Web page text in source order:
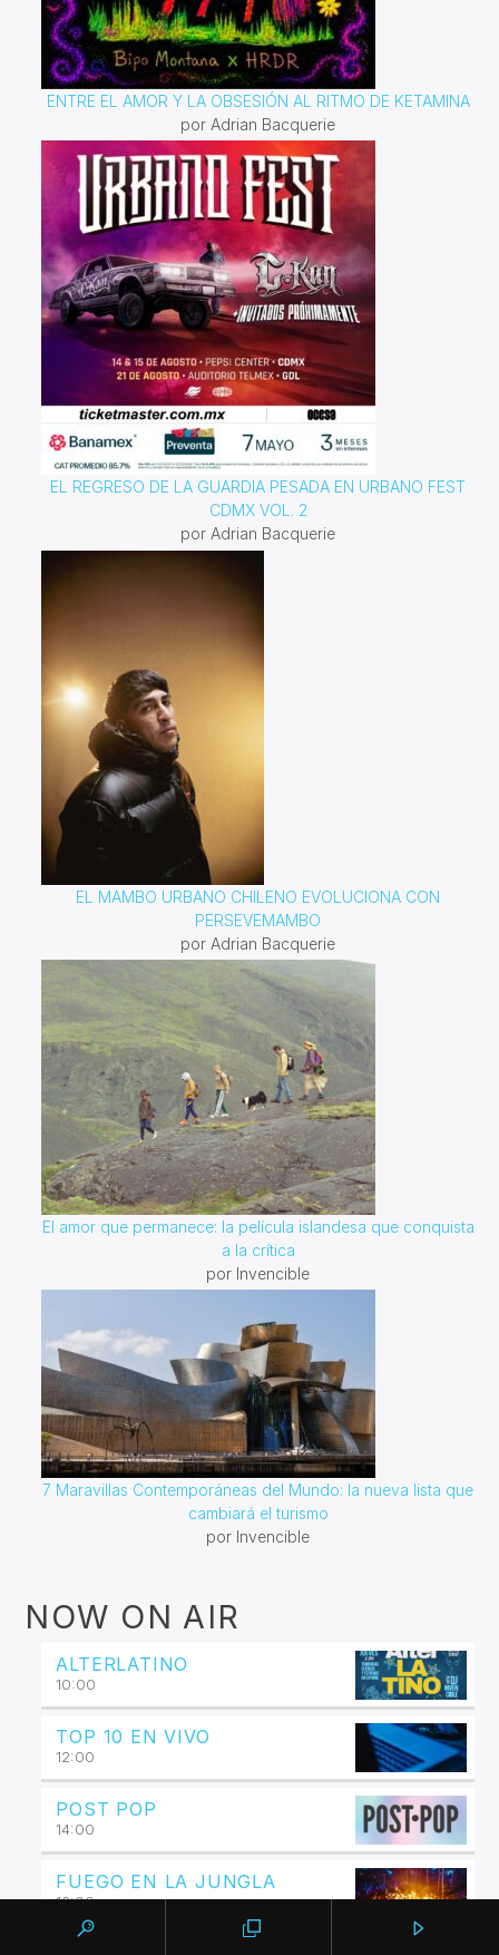
ENTRE EL AMOR Y LA OBSESIÓN AL RITMO DE KETAMINA
por Adrian Bacquerie
EL REGRESO DE LA GUARDIA PESADA EN URBANO FEST
CDMX VOL. 2
por Adrian Bacquerie
EL MAMBO URBANO CHILENO EVOLUCIONA CON
PERSEVEMAMBO
por Adrian Bacquerie
El amor que permanece: la película islandesa que conquista
a la crítica
por Invencible
7 Maravillas Contemporáneas del Mundo: la nueva lista que
cambiará el turismo
por Invencible
NOW ON AIR
ALTERLATINO
10:00
TOP 10 EN VIVO
12:00
POST POP
14:00
FUEGO EN LA JUNGLA
16:00